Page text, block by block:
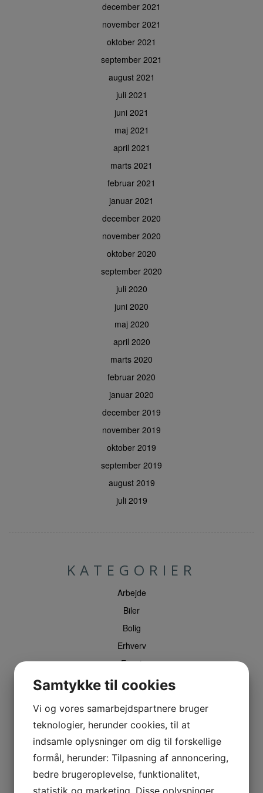
december 2021
november 2021
oktober 2021
september 2021
august 2021
juli 2021
juni 2021
maj 2021
april 2021
marts 2021
februar 2021
januar 2021
december 2020
november 2020
oktober 2020
september 2020
juli 2020
juni 2020
maj 2020
april 2020
marts 2020
februar 2020
januar 2020
december 2019
november 2019
oktober 2019
september 2019
august 2019
juli 2019
KATEGORIER
Arbejde
Biler
Bolig
Erhverv
Event
Finans
Hobby
Krop og sundhed
kunst
Mad
Samtykke til cookies
Vi og vores samarbejdspartnere bruger
teknologier, herunder cookies, til at
indsamle oplysninger om dig til forskellige
formål, herunder: Tilpasning af annoncering,
bedre brugeroplevelse, funktionalitet,
statistik og marketing. Disse oplysninger